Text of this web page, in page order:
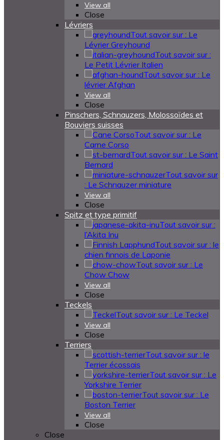
View all
Close
Lévriers
Tout savoir sur : Le
Lévrier Greyhound
Tout savoir sur :
Le Petit Lévrier Italien
Tout savoir sur : Le
lévrier Afghan
View all
Close
Pinschers, Schnauzers, Molossoïdes et
Bouviers suisses
Tout savoir sur : Le
Carne Corso
Tout savoir sur : Le Saint
Bernard
Tout savoir sur
: Le Schnauzer miniature
View all
Close
Spitz et type primitif
Tout savoir sur :
l’Akita Inu
Tout savoir sur : le
chien finnois de Laponie
Tout savoir sur : Le
Chow Chow
View all
Close
Teckels
Tout savoir sur : Le Teckel
View all
Close
Terriers
Tout savoir sur : le
Terrier écossais
Tout savoir sur : Le
Yorkshire Terrier
Tout savoir sur : Le
Boston Terrier
View all
Close
Close